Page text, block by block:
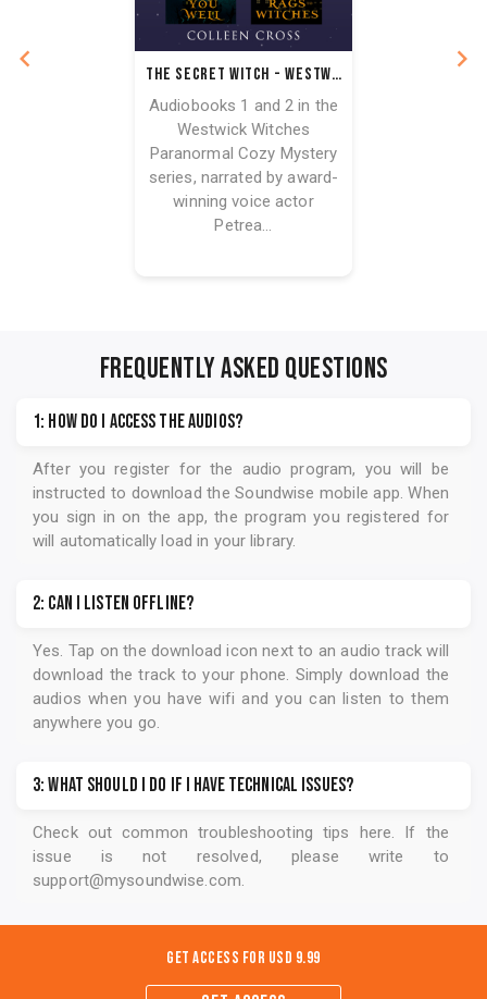
The Secret Witch - Westwick Witches Audiobook Bundle Books 1 & 2
Audiobooks 1 and 2 in the
Westwick Witches
Paranormal Cozy Mystery
series, narrated by award-
winning voice actor
Petrea...
FREQUENTLY ASKED QUESTIONS
1: How do I access the audios?
After you register for the audio program, you will be
instructed to download the Soundwise mobile app. When
you sign in on the app, the program you registered for
will automatically load in your library.
2: Can I listen offline?
Yes. Tap on the download icon next to an audio track will
download the track to your phone. Simply download the
audios when you have wifi and you can listen to them
anywhere you go.
3: What should I do if I have technical issues?
Check out common troubleshooting tips here. If the
issue is not resolved, please write to
support@mysoundwise.com.
Get Access for USD 9.99